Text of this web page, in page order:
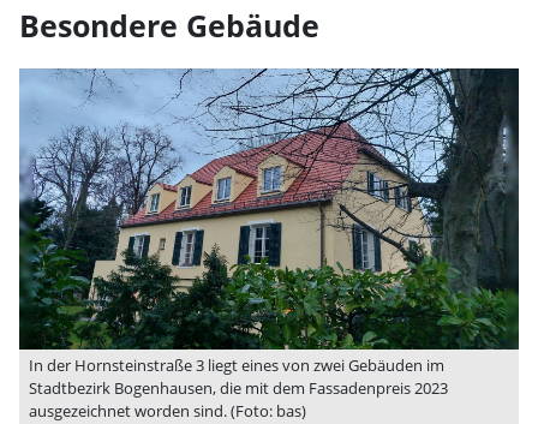
Besondere Gebäude
In der Hornsteinstraße 3 liegt eines von zwei Gebäuden im
Stadtbezirk Bogenhausen, die mit dem Fassadenpreis 2023
ausgezeichnet worden sind. (Foto: bas)